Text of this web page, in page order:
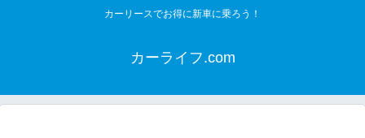
カーリースでお得に新車に乗ろう！
カーライフ.com